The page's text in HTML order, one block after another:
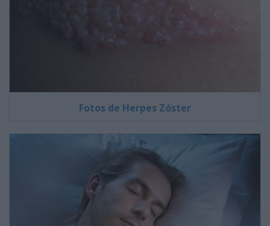
Fotos de Herpes Zóster